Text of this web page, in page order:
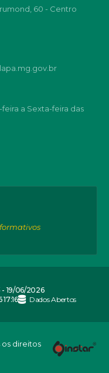
60 - Centro
a Sexta-feira das
- 19/06/2026
Dados Abertos
os direitos